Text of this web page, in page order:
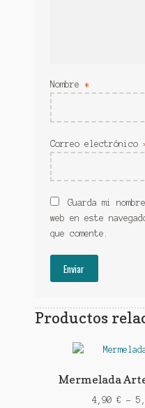
Nombre *
Correo electrónico
Guarda mi
web en este
que comente.
Productos
Mermelada
4,90 € -